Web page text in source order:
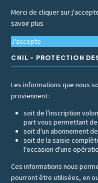
Merci de cliquer sur
savoir plus
J'accepte
CNIL - PROTECTION
Les informations que nous
proviennent :
soit de l'inscription
part vous permettant
soit d'un abonnement
soit de la saisie
l'occasion d'une
Ces informations nous
pourront être utilisées, en